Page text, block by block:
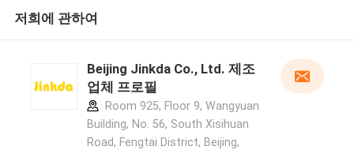
저희에 관하여
Beijing Jinkda Co., Ltd. 제조
업체 프로필
Room 925, Floor 9, Wangyuan
Building, No. 56, South Xisihuan
Road, Fengtai District, Beijing,